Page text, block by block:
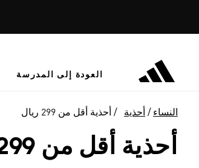
العودة إلى المدرسة
النساء أحذية أحذية أقل من 299 ريال
أحذية أقل من 299 ريال